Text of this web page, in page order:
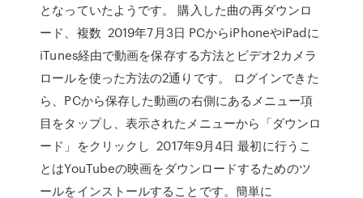
となっていたようです。 購入した曲の再ダウンロ
ード、複数 2019年7月3日 PCからiPhoneやiPadに
iTunes経由で動画を保存する方法とビデオ2カメラ
ロールを使った方法の2通りです。 ログインできた
ら、PCから保存した動画の右側にあるメニュー項
目をタップし、表示されたメニューから「ダウンロ
ード」をクリックし 2017年9月4日 最初に行うこ
とはYouTubeの映画をダウンロードするためのツ
ールをインストールすることです。簡単に